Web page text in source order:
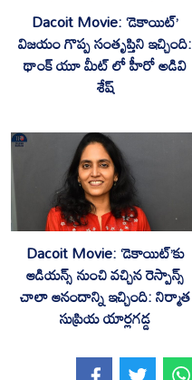
Dacoit Movie: ‘డెకాయిట్’
విజయం గొప్ప సంతృప్తిని ఇచ్చింది:
థాంక్ యూ మీట్ లో హీరో అడివి
శేష్
Dacoit Movie: ‘డెకాయిట్‌’కు
ఆడియన్స్ నుంచి వచ్చిన రెస్పాన్స్
చాలా ఆనందాన్ని ఇచ్చింది: నిర్మాత
సుప్రియ యార్లగడ్డ